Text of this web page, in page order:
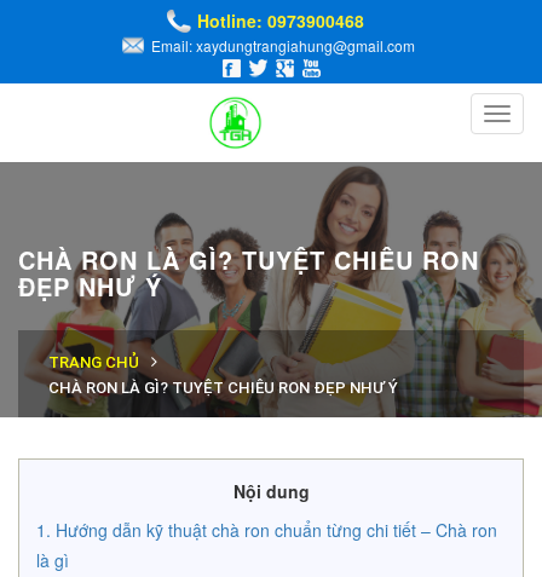
Hotline: 0973900468
Email: xaydungtrangiahung@gmail.com
CHÀ RON LÀ GÌ? TUYỆT CHIÊU RON
ĐẸP NHƯ Ý
TRANG CHỦ
CHÀ RON LÀ GÌ? TUYỆT CHIÊU RON ĐẸP NHƯ Ý
Nội dung
Hướng dẫn kỹ thuật chà ron chuẩn từng chi tiết – Chà ron
là gì